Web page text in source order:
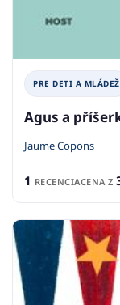
PRE DETI A MLÁDEŽ
Agus a
Jaume Copons
1 RECENCIACENA Z